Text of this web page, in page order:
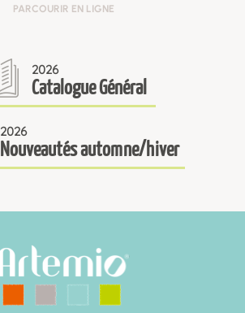
PARCOURIR EN LIGNE
2026
Catalogue Général
2026
Nouveautés automne/hiver